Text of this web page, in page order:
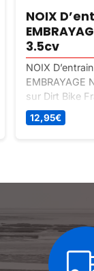
NOIX
3.5cv
NOIX
EMBRAYAGE
sur Dirt Bike
classé pièces
nrg50 9cv,
12,95€